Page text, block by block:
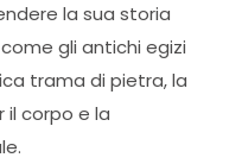
la sua storia
gli antichi egizi
trama di pietra, la
il corpo e la